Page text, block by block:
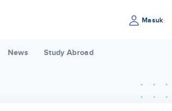
Masuk
News Study Abroad